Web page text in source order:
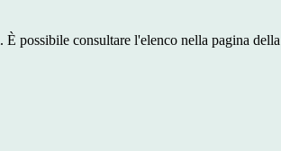
possibile consultare l'elenco nella pagina